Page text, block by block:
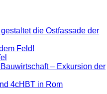
die Ostfassade der
Feld!
– Exkursion der
4cHBT in Rom